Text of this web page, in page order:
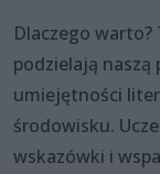
Dlaczego
podzielają naszą
umiejętności
środowisku.
wskazówki i